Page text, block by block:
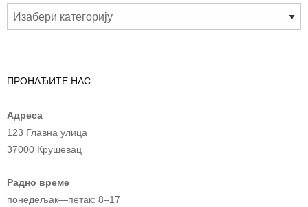
ПРОНАЂИТЕ НАС
Адреса
123 Главна улица
37000 Крушевац
Радно време
понедељак—петак: 8–17